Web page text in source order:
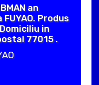
an
Produs
in
77015 .